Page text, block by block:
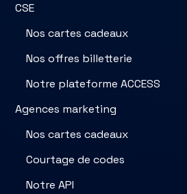
CSE
Nos cartes cadeaux
Nos offres billetterie
Notre plateforme ACCESS
Agences marketing
Nos cartes cadeaux
Courtage de codes
Notre API